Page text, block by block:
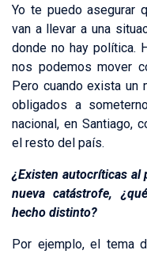
Yo te puedo asegurar
van a llevar a una
donde no hay política.
nos podemos mover
Pero cuando exista un
obligados a
nacional, en Santiago,
el resto del país.
¿Existen autocríticas al
nueva catástrofe,
hecho distinto?
Por ejemplo, el tema